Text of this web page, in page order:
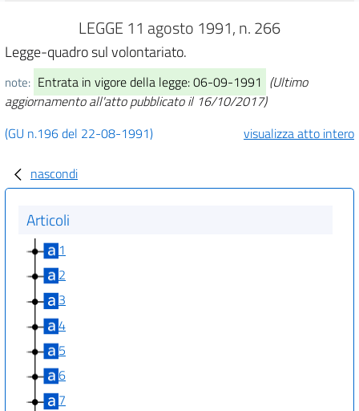
LEGGE 11 agosto 1991, n. 266
Legge-quadro sul volontariato.
note: Entrata in vigore della legge: 06-09-1991 (Ultimo
aggiornamento all'atto pubblicato il 16/10/2017)
(GU n.196 del 22-08-1991)
visualizza atto intero
nascondi
Articoli
1
2
3
4
5
6
7